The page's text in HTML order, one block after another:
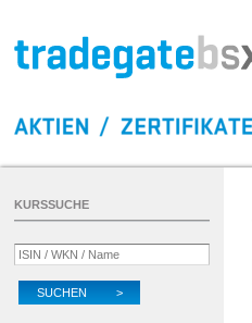
KURSSUCHE
SUCHEN >